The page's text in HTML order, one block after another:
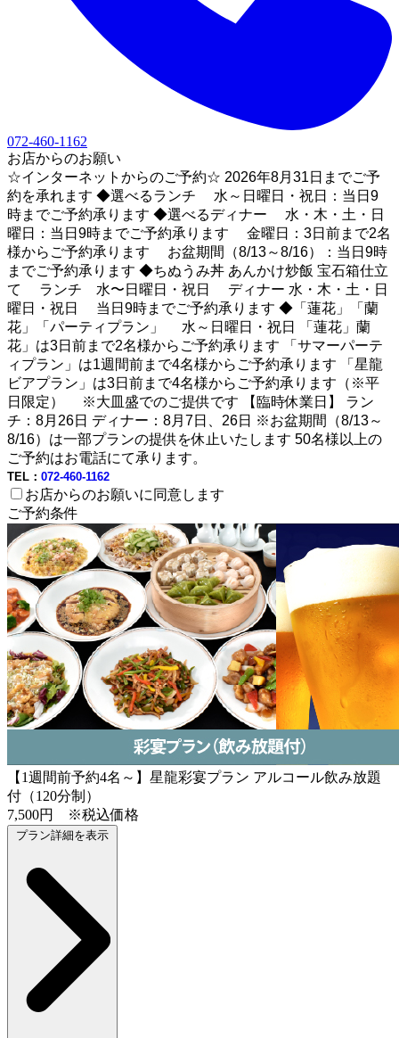
072-460-1162
お店からのお願い
☆インターネットからのご予約☆ 2026年8月31日までご予
約を承れます ◆選べるランチ 水～日曜日・祝日：当日9
時までご予約承ります ◆選べるディナー 水・木・土・日
曜日：当日9時までご予約承ります 金曜日：3日前まで2名
様からご予約承ります お盆期間（8/13～8/16）：当日9時
までご予約承ります ◆ちぬうみ丼 あんかけ炒飯 宝石箱仕立
て ランチ 水〜日曜日・祝日 ディナー 水・木・土・日
曜日・祝日 当日9時までご予約承ります ◆「蓮花」「蘭
花」「パーティプラン」 水～日曜日・祝日 「蓮花」蘭
花」は3日前まで2名様からご予約承ります 「サマーパーテ
ィプラン」は1週間前まで4名様からご予約承ります 「星龍
ビアプラン」は3日前まで4名様からご予約承ります（※平
日限定） ※大皿盛でのご提供です 【臨時休業日】 ラン
チ：8月26日 ディナー：8月7日、26日 ※お盆期間（8/13～
8/16）は一部プランの提供を休止いたします 50名様以上の
ご予約はお電話にて承ります。
TEL： 072-460-1162
お店からのお願いに同意します
ご予約条件
【1週間前予約4名～】星龍彩宴プラン アルコール飲み放題
付（120分制）
7,500円 ※税込価格